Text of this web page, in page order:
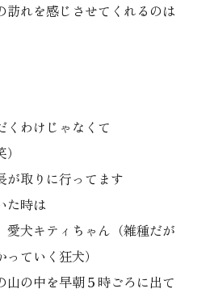
訪れを感じさせてくれるのは
くわけじゃなくて
が取りに行ってます
た時は
愛犬キティちゃん（雑種だが
ていく狂犬）
山の中を早朝５時ごろに出て